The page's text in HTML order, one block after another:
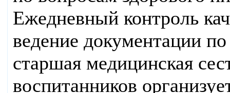
Ежедневный контроль
ведение документации
старшая медицинская
воспитанников